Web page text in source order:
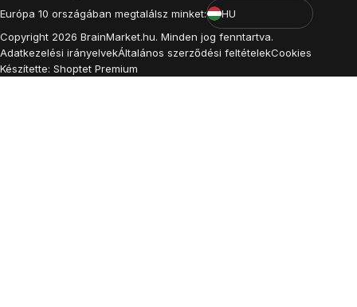
Európa 10 országában megtalálsz minket:
HU
Copyright 2026 BrainMarket.hu. Minden jog fenntartva.
Adatkezelési irányelvekÁltalános szerződési feltételekCookies
Készítette: Shoptet Premium